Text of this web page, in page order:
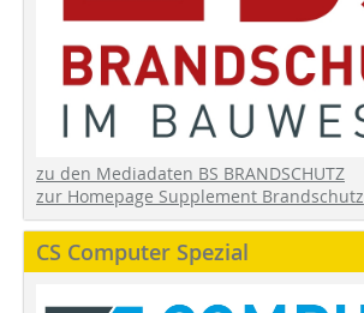
zu den Mediadaten BS BRANDSCHUTZ
zur Homepage Supplement Brandschutz
CS Computer Spezial